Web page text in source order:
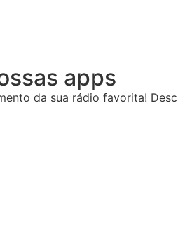
apps
da sua rádio favorita!